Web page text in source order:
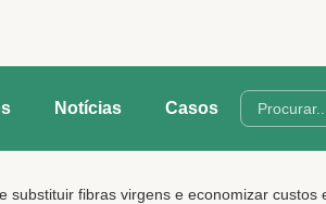
Notícias Casos
fibras virgens e economizar custos